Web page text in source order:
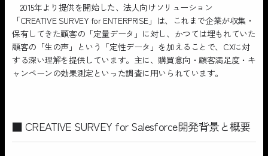
2015年より提供を開始した、法人向けソリューション
「CREATIVE SURVEY for ENTERPRISE」は、これまで企業が収集・
保有してきた顧客の「定量データ」に対し、かつては埋もれていた
顧客の「生の声」という「定性データ」を加えることで、CXに対
する深い理解を提供しています。主に、購買意向・顧客満足度・キ
ャンペーンの効果測定といった調査に用いられています。
■ CREATIVE SURVEY for Salesforce開発背景と概要